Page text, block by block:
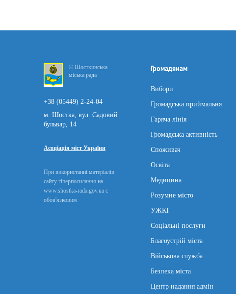
© Шосткинська
міська рада
+38 (05449) 2-24-04
м. Шостка, вул. Садовий
бульвар, 14
Асоціація міст України
При використанні матеріалів
сайту гіперпосилання на
www.shostka-rada.gov.ua є
обов'язковим
Громадянам
Вибори
Громадська приймальня
Гаряча лінія
Громадська активність
Споживач
Освіта
Медицина
Розумне місто
УЖКГ
Соціальні послуги
Благоустрій міста
Військова служба
Безпека міста
Центр надання адмін